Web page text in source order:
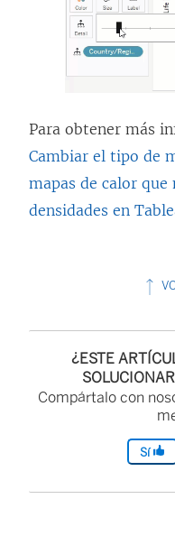
Para obtener más
Cambiar el tipo de
mapas de calor
densidades en
¿ESTE
Compártalo con
Sí